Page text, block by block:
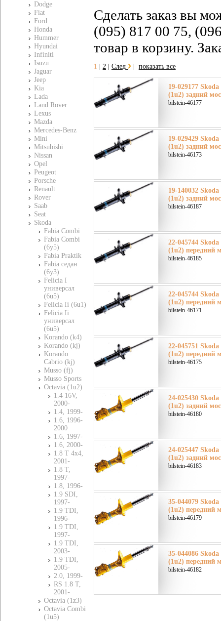
Dodge
Fiat
Ford
Honda
Hummer
Hyundai
Infiniti
Isuzu
Jaguar
Jeep
Kia
Lada
Land Rover
Lexus
Mazda
Mercedes-Benz
Mini
Mitsubishi
Nissan
Opel
Peugeot
Porsche
Renault
Rover
Saab
Seat
Skoda
Fabia Combi
Fabia Combi
(6y5)
Fabia Praktik
Fabia седан
(6y3)
Felicia I
универсал
(6u5)
Felicia Ii (6u1)
Felicia Ii
универсал
(6u5)
Korando (k4)
Korando (kj)
Korando
Cabrio (kj)
Musso (fj)
Musso Sports
Octavia (1u2)
1.4 16V,
2000-
1.4, 1999-
1.6, 1996-
2000
1.6, 1997-
1.6, 2000-
1.8 T 4x4,
2001-
1.8 T,
1997-
1.8, 1996-
1.9 SDI,
1997-
1.9 TDI,
1996-
1.9 TDI,
1997-
1.9 TDI,
2003-
1.9 TDI,
2005-
2.0, 1999-
RS 1.8 T,
2001-
Octavia (1z3)
Octavia Combi
(1u5)
Сделать заказ вы
(095) 817 00 75,
товар в корзину.
1 2 След показать все
19-029177
(1u2) задний
bilstein-46177
19-029429
(1u2) задний
bilstein-46173
19-140032
(1u2) задний
bilstein-46187
22-045744
(1u2) передний
bilstein-46185
22-045744
(1u2) передний
bilstein-46171
22-045751
(1u2) передний
bilstein-46175
24-025430
(1u2) задний
bilstein-46180
24-025447
(1u2) задний
bilstein-46183
35-044079
(1u2) передний
bilstein-46179
35-044086
(1u2) передний
bilstein-46182